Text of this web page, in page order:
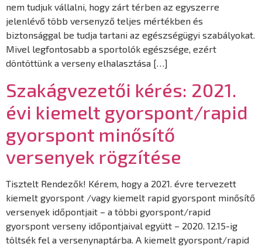
nem tudjuk vállalni, hogy zárt térben az egyszerre
jelenlévő több versenyző teljes mértékben és
biztonsággal be tudja tartani az egészségügyi szabályokat.
Mivel legfontosabb a sportolók egészsége, ezért
döntöttünk a verseny elhalasztása […]
Szakágvezetői kérés: 2021.
évi kiemelt gyorspont/rapid
gyorspont minősítő
versenyek rögzítése
Tisztelt Rendezők! Kérem, hogy a 2021. évre tervezett
kiemelt gyorspont /vagy kiemelt rapid gyorspont minősítő
versenyek időpontjait – a többi gyorspont/rapid
gyorspont verseny időpontjaival együtt – 2020. 12.15-ig
töltsék fel a versenynaptárba. A kiemelt gyorspont/rapid